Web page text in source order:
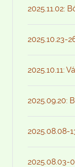
2025.11.02:
2025.10.23-
2025.10.11:
2025.09.20:
2025.08.08-
2025.08.03-